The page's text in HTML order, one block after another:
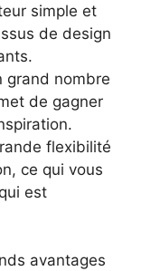
simple et
de design
grand nombre
de gagner
flexibilité
ce qui vous
est
avantages